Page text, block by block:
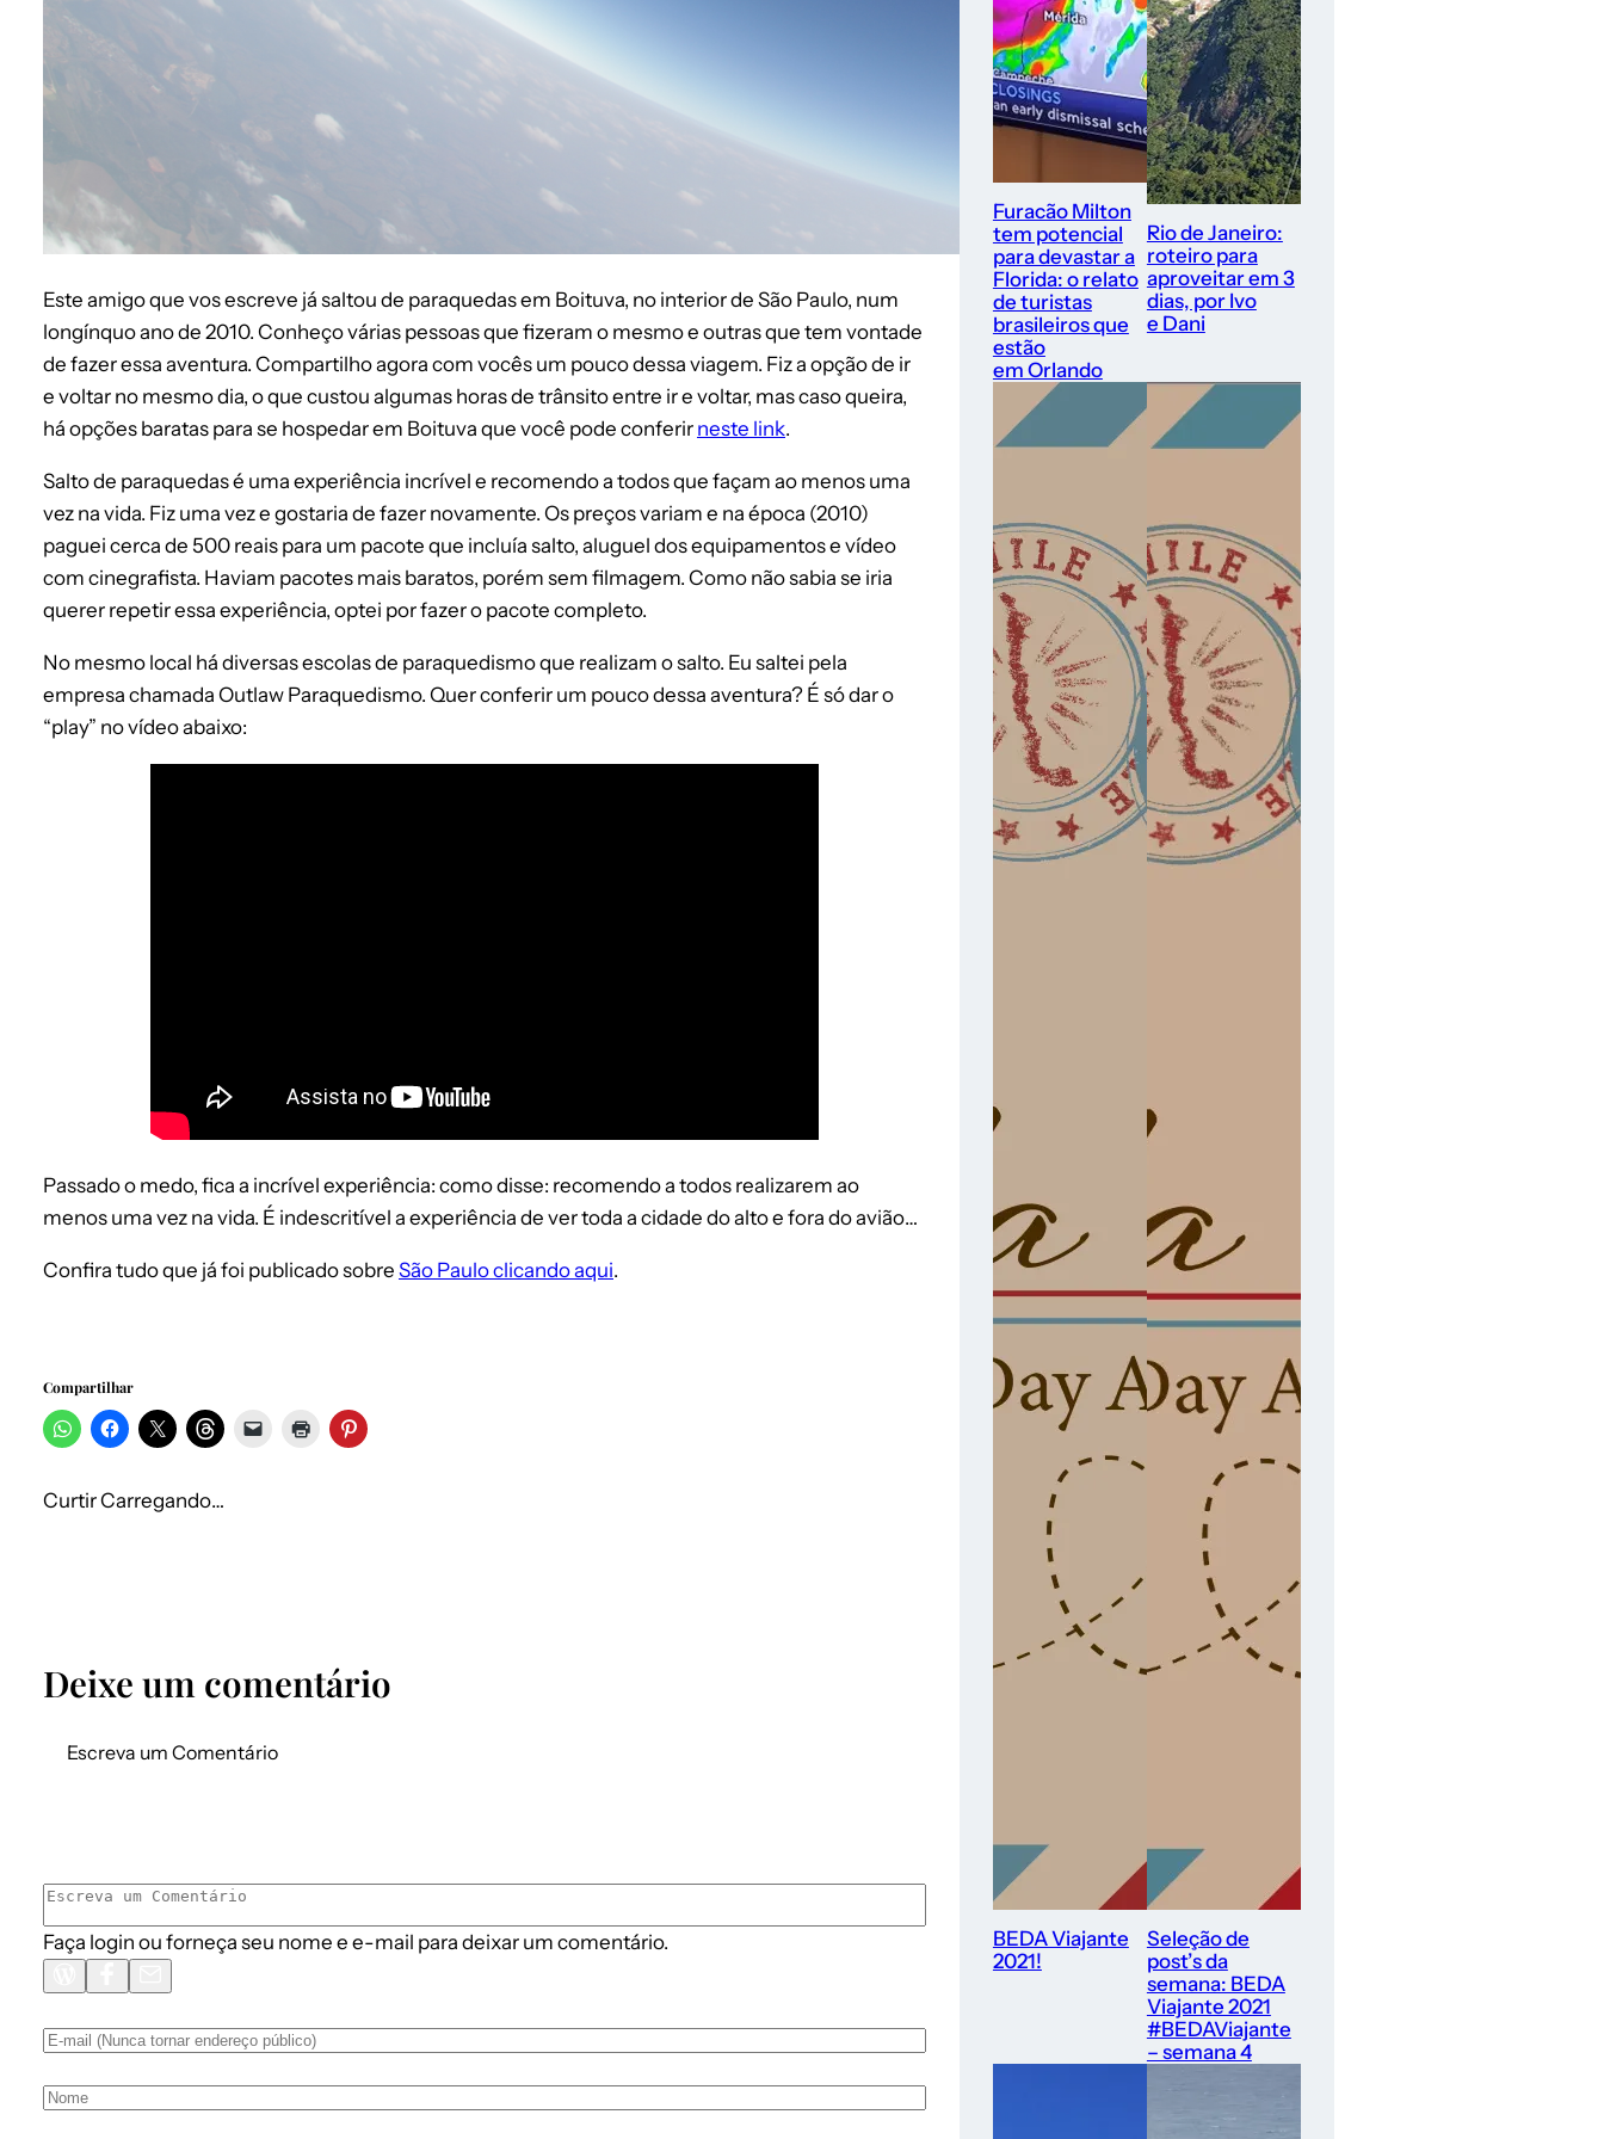
Este amigo que vos escreve já saltou de paraquedas em Boituva, no interior de São Paulo, num
longínquo ano de 2010. Conheço várias pessoas que fizeram o mesmo e outras que tem vontade
de fazer essa aventura. Compartilho agora com vocês um pouco dessa viagem. Fiz a opção de ir
e voltar no mesmo dia, o que custou algumas horas de trânsito entre ir e voltar, mas caso queira,
há opções baratas para se hospedar em Boituva que você pode conferir neste link.
Salto de paraquedas é uma experiência incrível e recomendo a todos que façam ao menos uma
vez na vida. Fiz uma vez e gostaria de fazer novamente. Os preços variam e na época (2010)
paguei cerca de 500 reais para um pacote que incluía salto, aluguel dos equipamentos e vídeo
com cinegrafista. Haviam pacotes mais baratos, porém sem filmagem. Como não sabia se iria
querer repetir essa experiência, optei por fazer o pacote completo.
No mesmo local há diversas escolas de paraquedismo que realizam o salto. Eu saltei pela
empresa chamada Outlaw Paraquedismo. Quer conferir um pouco dessa aventura? É só dar o
“play” no vídeo abaixo:
Passado o medo, fica a incrível experiência: como disse: recomendo a todos realizarem ao
menos uma vez na vida. É indescritível a experiência de ver toda a cidade do alto e fora do avião…
Confira tudo que já foi publicado sobre São Paulo clicando aqui.
Compartilhar
CurtirCarregando…
Deixe um comentário
Escreva um Comentário
Faça login ou forneça seu nome e e-mail para deixar um comentário.
Furacão Milton
tem potencial
para devastar a
Florida: o relato
de turistas
brasileiros que
estão
em Orlando
Rio de Janeiro:
roteiro para
aproveitar em 3
dias, por Ivo
e Dani
BEDA Viajante
2021!
Seleção de
post’s da
semana: BEDA
Viajante 2021
#BEDAViajante
– semana 4